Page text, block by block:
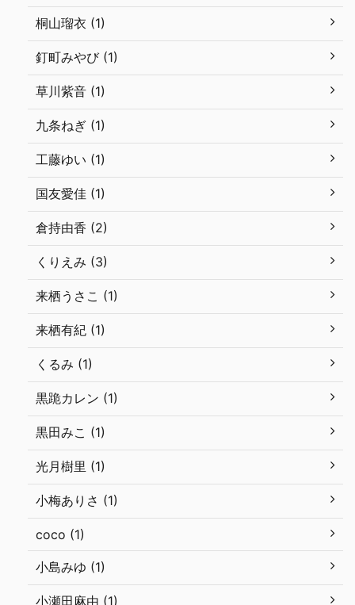
桐山瑠衣 (1)
釘町みやび (1)
草川紫音 (1)
九条ねぎ (1)
工藤ゆい (1)
国友愛佳 (1)
倉持由香 (2)
くりえみ (3)
来栖うさこ (1)
来栖有紀 (1)
くるみ (1)
黒跪カレン (1)
黒田みこ (1)
光月樹里 (1)
小梅ありさ (1)
coco (1)
小島みゆ (1)
小瀬田麻由 (1)